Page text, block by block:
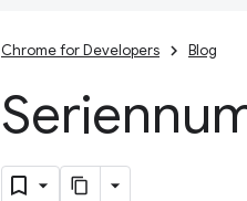
Chrome for Developers Blog